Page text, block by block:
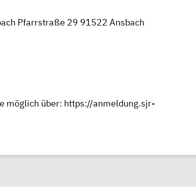
Pfarrstraße 29 91522 Ansbach
möglich über: https://anmeldung.sjr-